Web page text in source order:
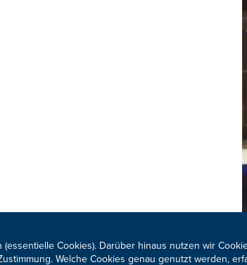
Cookies). Darüber hinaus nutzen wir
Welche Cookies genau genutzt werden,